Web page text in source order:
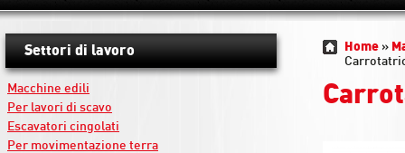
Settori di lavoro
Macchine edili
Per lavori di scavo
Escavatori cingolati
Per movimentazione terra
Home »